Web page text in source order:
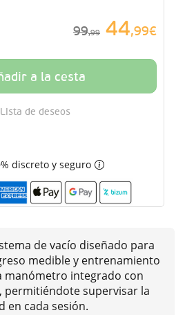
99,99 44,99€
a la cesta
Lista de deseos
discreto y seguro
de vacío diseñado para
medible y entrenamiento
manómetro integrado con
permitiéndote supervisar la
en cada sesión.